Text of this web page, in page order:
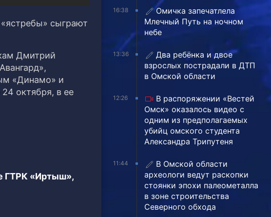
сыграют
Дмитрий
«Динамо» и
октября, в ее
ГТРК «Иртыш»,
16:38
Омичка запечатлела
Млечный Путь на ночном
небе
13:36
Два ребёнка и двое
взрослых пострадали в ДТП
в Омской области
12:26
В распоряжении «Вестей
Омск» оказалось видео с
одним из предполагаемых
убийц омского студента
Александра Трипутеня
11:44
В Омской области
археологи ведут раскопки
стоянки эпохи палеометалла
в зоне строительства
Северного обхода